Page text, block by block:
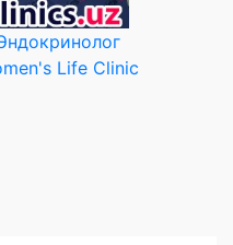
Life Clinic